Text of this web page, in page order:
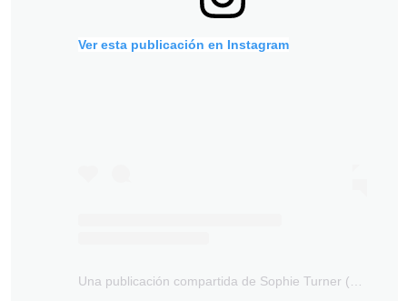
Ver esta publicación en Instagram
Una publicación compartida de Sophie Turner (@sophiet)